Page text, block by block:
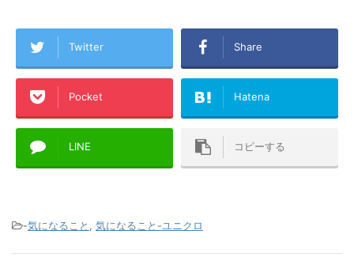
Twitter Share
Pocket Hatena
LINE コピーする
-気になること , 気になること-ユニクロ